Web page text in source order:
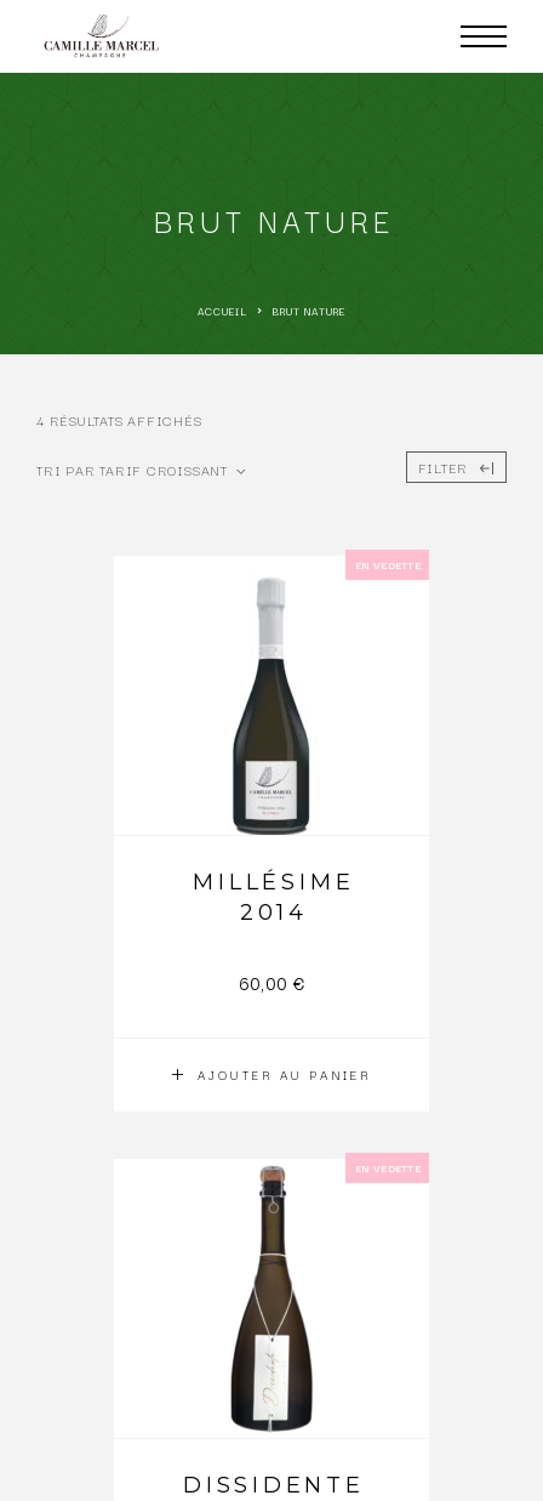
BRUT NATURE
ACCUEIL BRUT NATURE
4 RÉSULTATS AFFICHÉS
TRI PAR TARIF CROISSANT FILTER
EN VEDETTE
AJOUTER AU PANIER
MILLÉSIME
2014
60,00 €
EN VEDETTE
DISSIDENTE